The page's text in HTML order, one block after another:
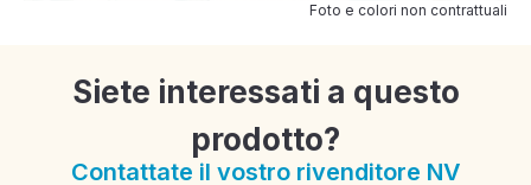
Foto e colori non contrattuali
Siete interessati a questo
prodotto?
Contattate il vostro rivenditore NV